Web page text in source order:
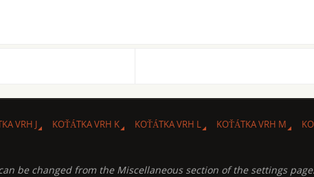
VRH J KOŤÁTKA VRH K KOŤÁTKA VRH L KOŤÁTKA VRH M
be changed from the Miscellaneous section of the settings page.